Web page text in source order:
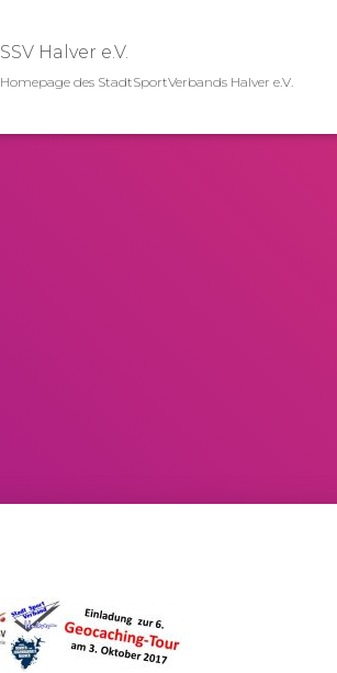
SSV Halver e.V.
Homepage des StadtSportVerbands Halver e.V.